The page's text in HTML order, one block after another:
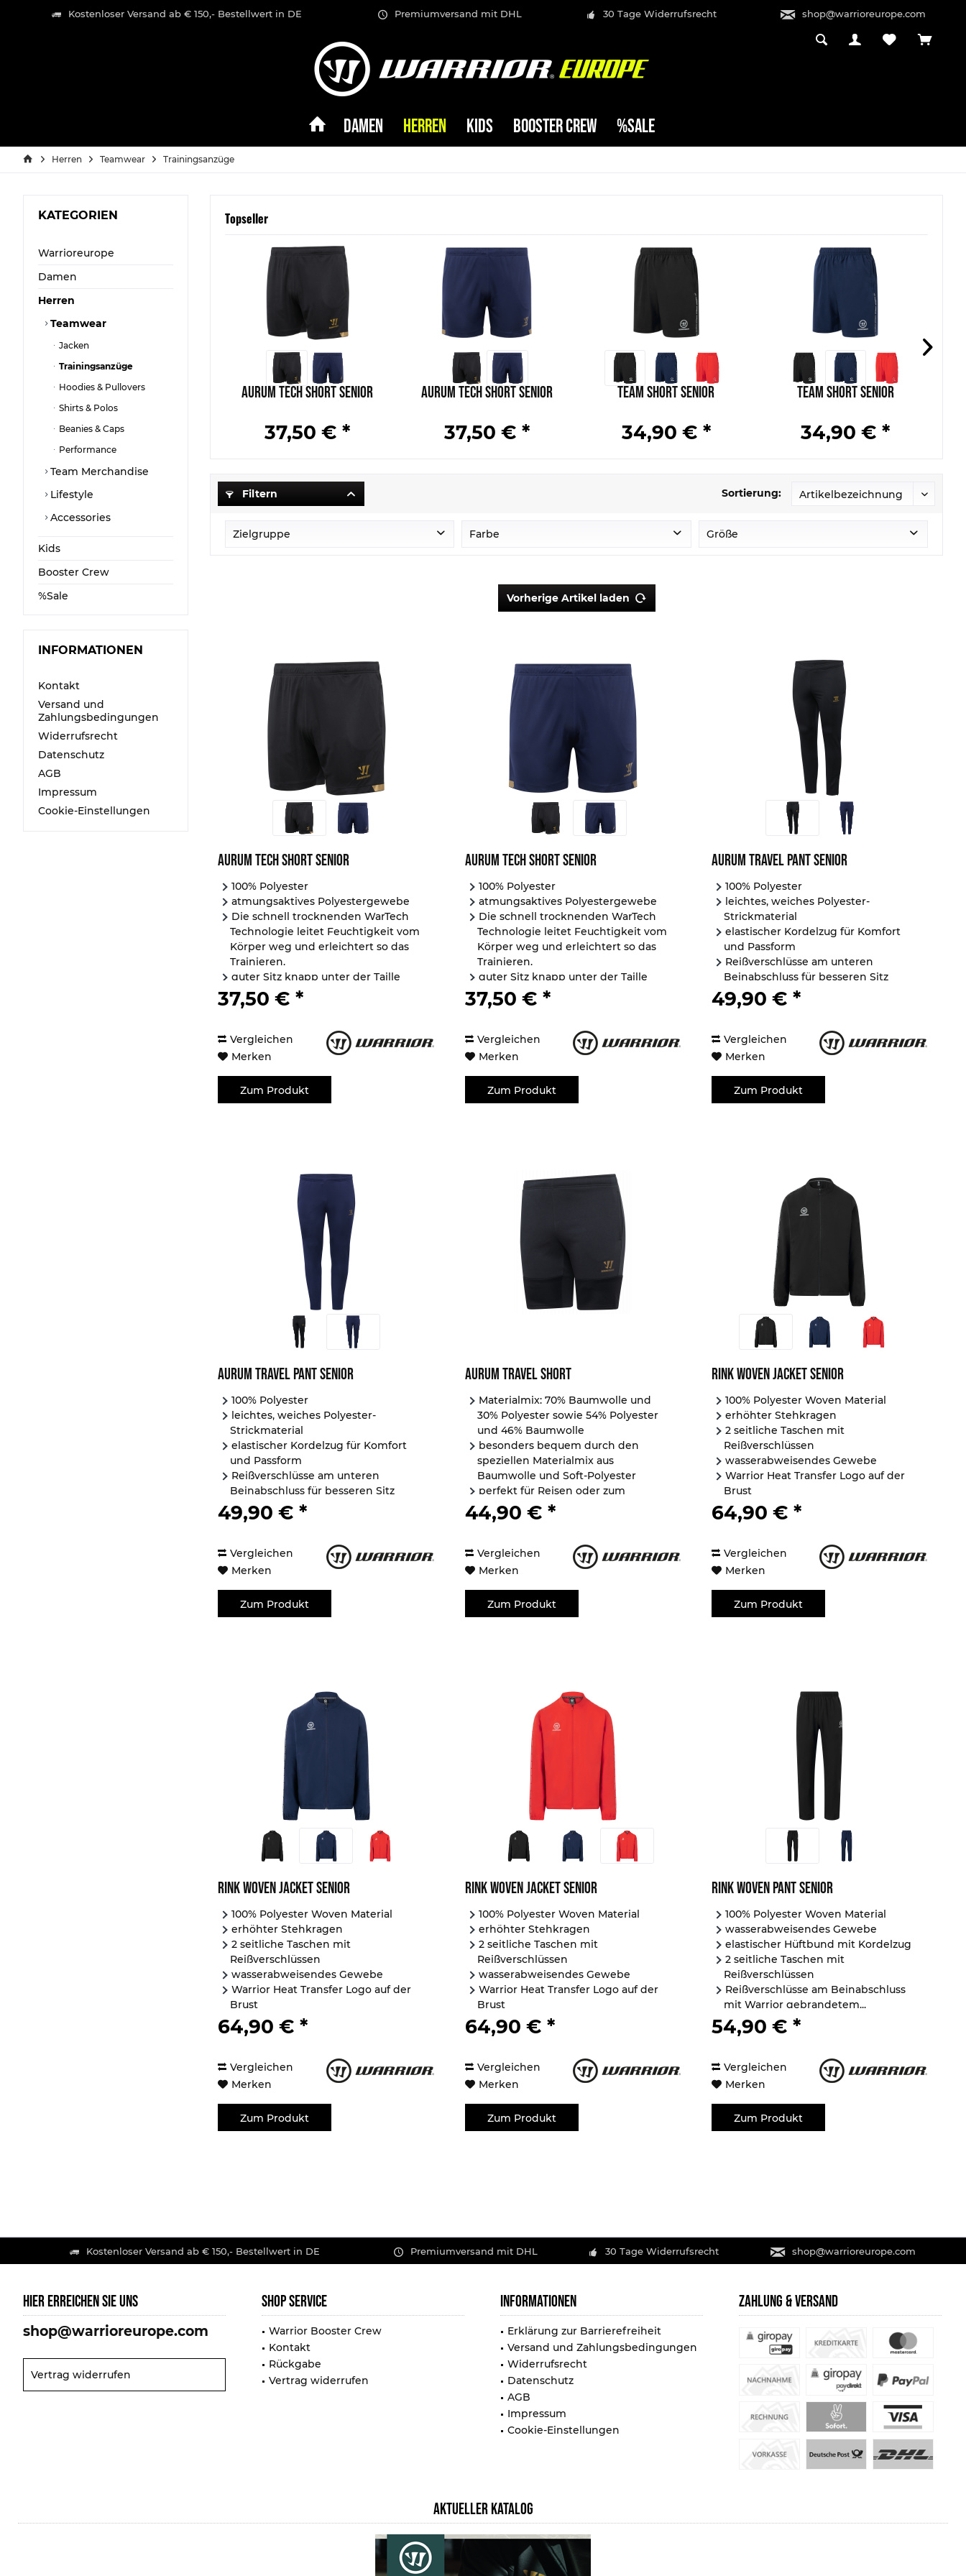
Kostenloser Versand ab € 150,- Bestellwert in DE Premiumversand mit DHL 30 Tage Widerrufsrecht shop@warrioreurope.com
DAMEN HERREN KIDS BOOSTER CREW %SALE
Herren Teamwear Trainingsanzüge
KATEGORIEN
Warrioreurope
Damen
Herren
Teamwear
Jacken
Trainingsanzüge
Hoodies & Pullovers
Shirts & Polos
Beanies & Caps
Performance
Team Merchandise
Lifestyle
Accessories
Kids
Booster Crew
%Sale
INFORMATIONEN
Kontakt
Versand und
Zahlungsbedingungen
Widerrufsrecht
Datenschutz
AGB
Impressum
Cookie-Einstellungen
Topseller
Aurum Tech Short Senior
37,50 € *
Aurum Tech Short Senior
37,50 € *
Team Short Senior
34,90 € *
Team Short Senior
34,90 € *
Filtern Sortierung:
Zielgruppe Farbe
Navi
Highriskred
Größe
Vorherige Artikel laden
Aurum Tech Short Senior
100% Polyester
atmungsaktives Polyestergewebe
Die schnell trocknenden WarTech
Technologie leitet Feuchtigkeit vom
Körper weg und erleichtert so das
Trainieren.
guter Sitz knapp unter der Taille
für...
37,50 € *
Vergleichen
Merken
Zum Produkt
Aurum Tech Short Senior
100% Polyester
atmungsaktives Polyestergewebe
Die schnell trocknenden WarTech
Technologie leitet Feuchtigkeit vom
Körper weg und erleichtert so das
Trainieren.
guter Sitz knapp unter der Taille
für...
37,50 € *
Vergleichen
Merken
Zum Produkt
Aurum Travel Pant Senior
100% Polyester
leichtes, weiches Polyester-
Strickmaterial
elastischer Kordelzug für Komfort
und Passform
Reißverschlüsse am unteren
Beinabschluss für besseren Sitz
2 seitliche und eine...
49,90 € *
Vergleichen
Merken
Zum Produkt
Aurum Travel Pant Senior
100% Polyester
leichtes, weiches Polyester-
Strickmaterial
elastischer Kordelzug für Komfort
und Passform
Reißverschlüsse am unteren
Beinabschluss für besseren Sitz
2 seitliche und eine...
49,90 € *
Vergleichen
Merken
Zum Produkt
Aurum Travel Short
Materialmix: 70% Baumwolle und
30% Polyester sowie 54% Polyester
und 46% Baumwolle
besonders bequem durch den
speziellen Materialmix aus
Baumwolle und Soft-Polyester
perfekt für Reisen oder zum
Chillen...
44,90 € *
Vergleichen
Merken
Zum Produkt
Rink Woven Jacket Senior
100% Polyester Woven Material
erhöhter Stehkragen
2 seitliche Taschen mit
Reißverschlüssen
wasserabweisendes Gewebe
Warrior Heat Transfer Logo auf der
Brust
Warrior gebrandetes Tape...
64,90 € *
Vergleichen
Merken
Zum Produkt
Rink Woven Jacket Senior
100% Polyester Woven Material
erhöhter Stehkragen
2 seitliche Taschen mit
Reißverschlüssen
wasserabweisendes Gewebe
Warrior Heat Transfer Logo auf der
Brust
Warrior gebrandetes Tape...
64,90 € *
Vergleichen
Merken
Zum Produkt
Rink Woven Jacket Senior
100% Polyester Woven Material
erhöhter Stehkragen
2 seitliche Taschen mit
Reißverschlüssen
wasserabweisendes Gewebe
Warrior Heat Transfer Logo auf der
Brust
Warrior gebrandetes Tape...
64,90 € *
Vergleichen
Merken
Zum Produkt
Rink Woven Pant Senior
100% Polyester Woven Material
wasserabweisendes Gewebe
elastischer Hüftbund mit Kordelzug
2 seitliche Taschen mit
Reißverschlüssen
Reißverschlüsse am Beinabschluss
mit Warrior gebrandetem...
54,90 € *
Vergleichen
Merken
Zum Produkt
Kostenloser Versand ab € 150,- Bestellwert in DE Premiumversand mit DHL 30 Tage Widerrufsrecht shop@warrioreurope.com
HIER ERREICHEN SIE UNS
shop@warrioreurope.com
Vertrag widerrufen
SHOP SERVICE
Warrior Booster Crew
Kontakt
Rückgabe
Vertrag widerrufen
INFORMATIONEN
Erklärung zur Barrierefreiheit
Versand und Zahlungsbedingungen
Widerrufsrecht
Datenschutz
AGB
Impressum
Cookie-Einstellungen
ZAHLUNG & VERSAND
AKTUELLER KATALOG